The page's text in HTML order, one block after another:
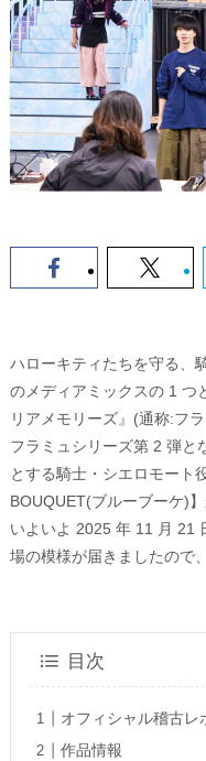
ハローキティたちを守る、
のメディアミックスの 1 つ
リアメモリーズ』(通称:フラ
フラミュシリーズ第 2 弾と
とする騎士・シエロモート
BOUQUET(ブルーブーケ)
いよいよ 2025 年 11 月 21
場の模様が届きましたので
目次
オフィシャル稽古レ
作品情報